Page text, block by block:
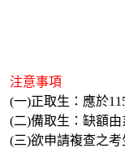
注意事項
(一)正取生：應於
(二)備取生：缺額
(三)欲申請複查之考